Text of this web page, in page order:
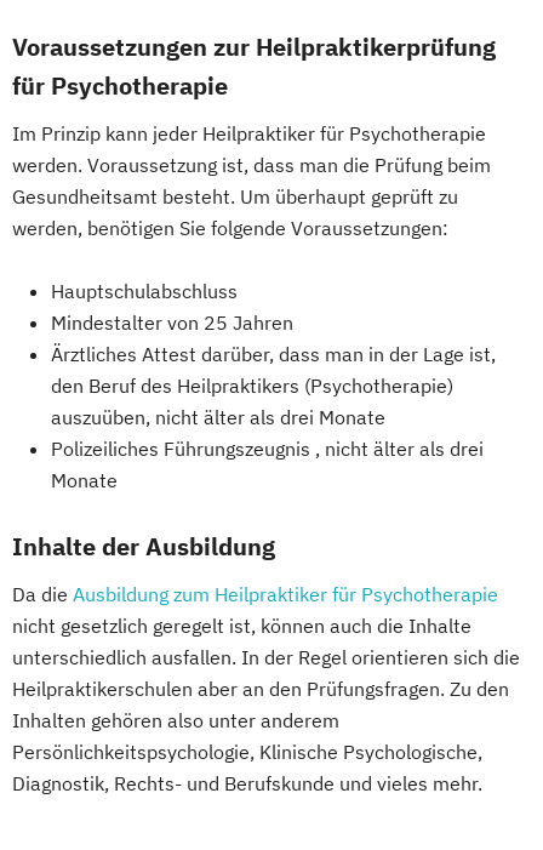
Voraussetzungen zur Heilpraktikerprüfung
für Psychotherapie
Im Prinzip kann jeder Heilpraktiker für Psychotherapie
werden. Voraussetzung ist, dass man die Prüfung beim
Gesundheitsamt besteht. Um überhaupt geprüft zu
werden, benötigen Sie folgende Voraussetzungen:
Hauptschulabschluss
Mindestalter von 25 Jahren
Ärztliches Attest darüber, dass man in der Lage ist,
den Beruf des Heilpraktikers (Psychotherapie)
auszuüben, nicht älter als drei Monate
Polizeiliches Führungszeugnis , nicht älter als drei
Monate
Inhalte der Ausbildung
Da die Ausbildung zum Heilpraktiker für Psychotherapie
nicht gesetzlich geregelt ist, können auch die Inhalte
unterschiedlich ausfallen. In der Regel orientieren sich die
Heilpraktikerschulen aber an den Prüfungsfragen. Zu den
Inhalten gehören also unter anderem
Persönlichkeitspsychologie, Klinische Psychologische,
Diagnostik, Rechts- und Berufskunde und vieles mehr.